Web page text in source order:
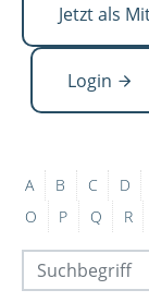
Jetzt als
Login
A B C D
O
P Q R